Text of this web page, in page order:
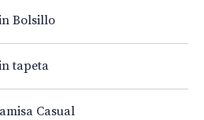
Bolsillo
tapeta
Casual